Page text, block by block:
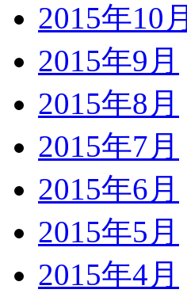
2015年10月
2015年9月
2015年8月
2015年7月
2015年6月
2015年5月
2015年4月